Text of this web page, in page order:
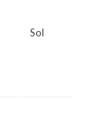
Sol